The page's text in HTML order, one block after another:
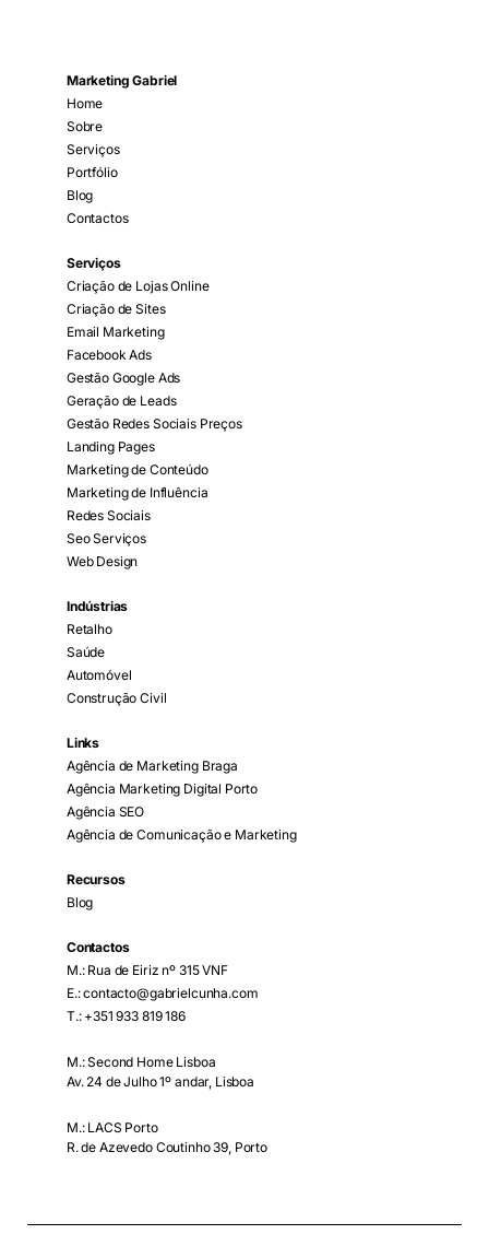
Marketing Gabriel
Home
Sobre
Serviços
Portfólio
Blog
Contactos
Serviços
Criação de Lojas Online
Criação de Sites
Email Marketing
Facebook Ads
Gestão Google Ads
Geração de Leads
Gestão Redes Sociais Preços
Landing Pages
Marketing de Conteúdo
Marketing de Influência
Redes Sociais
Seo Serviços
Web Design
Indústrias
Retalho
Saúde
Automóvel
Construção Civil
Links
Agência de Marketing Braga
Agência Marketing Digital Porto
Agência SEO
Agência de Comunicação e Marketing
Recursos
Blog
Contactos
M.: Rua de Eiriz nº 315 VNF
E.: contacto@gabrielcunha.com
T.: +351 933 819 186
M.: Second Home Lisboa
Av. 24 de Julho 1º andar, Lisboa
M.: LACS Porto
R. de Azevedo Coutinho 39, Porto